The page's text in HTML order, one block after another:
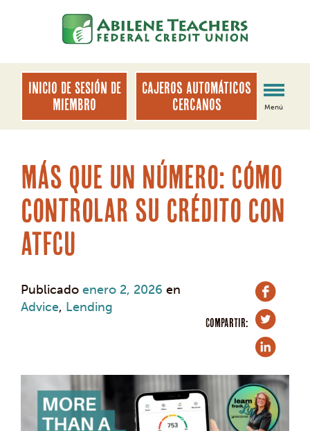
de
sesión
web
INICIO DE SESIÓN DE
MIEMBRO
Cajeros automáticos
cercanos
Menú
Más que un número: Cómo
controlar su crédito con
ATFCU
Publicado enero 2, 2026 en
Advice, Lending
COMPARTIR: